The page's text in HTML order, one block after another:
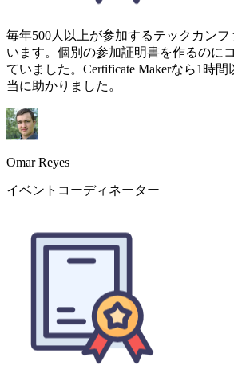
Omar Reyes
イベントコーディネーター
修了証を追加したことでコース登録者
学生は質の高い資格証明を本当に大切
配色は素晴らしく、手動で選ぶよりも